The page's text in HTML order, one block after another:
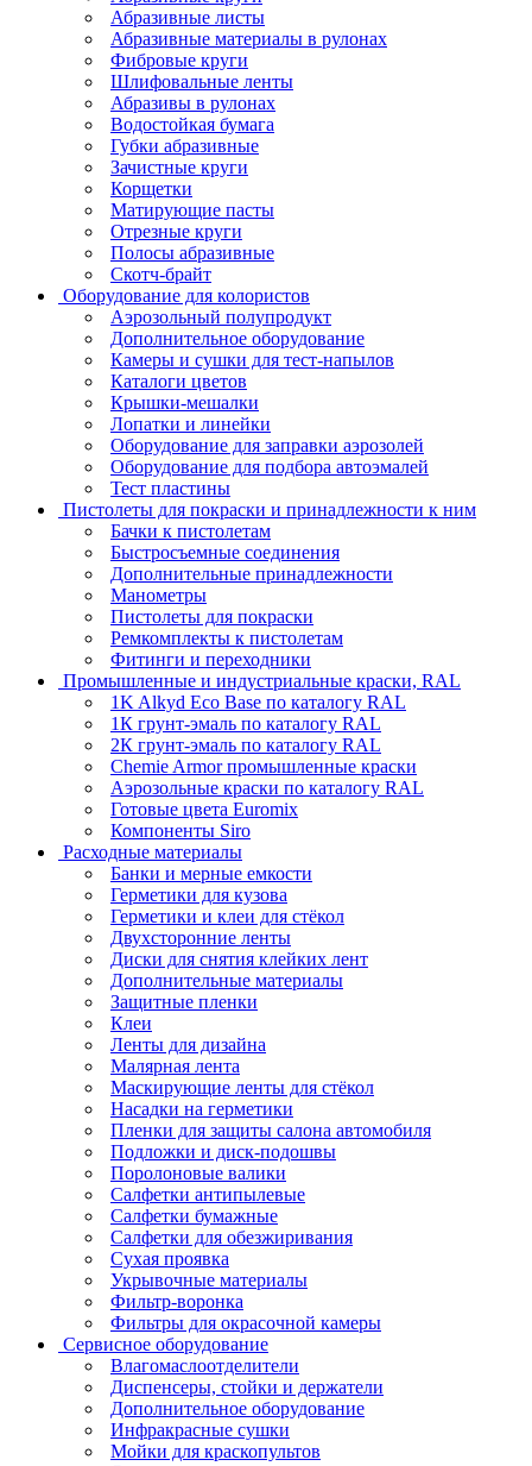
Абразивные листы
Абразивные материалы в рулонах
Фибровые круги
Шлифовальные ленты
Абразивы в рулонах
Водостойкая бумага
Губки абразивные
Зачистные круги
Корщетки
Матирующие пасты
Отрезные круги
Полосы абразивные
Скотч-брайт
Оборудование для колористов
Аэрозольный полупродукт
Дополнительное оборудование
Камеры и сушки для тест-напылов
Каталоги цветов
Крышки-мешалки
Лопатки и линейки
Оборудование для заправки аэрозолей
Оборудование для подбора автоэмалей
Тест пластины
Пистолеты для покраски и принадлежности к ним
Бачки к пистолетам
Быстросъемные соединения
Дополнительные принадлежности
Манометры
Пистолеты для покраски
Ремкомплекты к пистолетам
Фитинги и переходники
Промышленные и индустриальные краски, RAL
1K Alkyd Eco Base по каталогу RAL
1К грунт-эмаль по каталогу RAL
2К грунт-эмаль по каталогу RAL
Chemie Armor промышленные краски
Аэрозольные краски по каталогу RAL
Готовые цвета Euromix
Компоненты Siro
Расходные материалы
Банки и мерные емкости
Герметики для кузова
Герметики и клеи для стёкол
Двухсторонние ленты
Диски для снятия клейких лент
Дополнительные материалы
Защитные пленки
Клеи
Ленты для дизайна
Малярная лента
Маскирующие ленты для стёкол
Насадки на герметики
Пленки для защиты салона автомобиля
Подложки и диск-подошвы
Поролоновые валики
Салфетки антипылевые
Салфетки бумажные
Салфетки для обезжиривания
Сухая проявка
Укрывочные материалы
Фильтр-воронка
Фильтры для окрасочной камеры
Сервисное оборудование
Влагомаслоотделители
Диспенсеры, стойки и держатели
Дополнительное оборудование
Инфракрасные сушки
Мойки для краскопультов